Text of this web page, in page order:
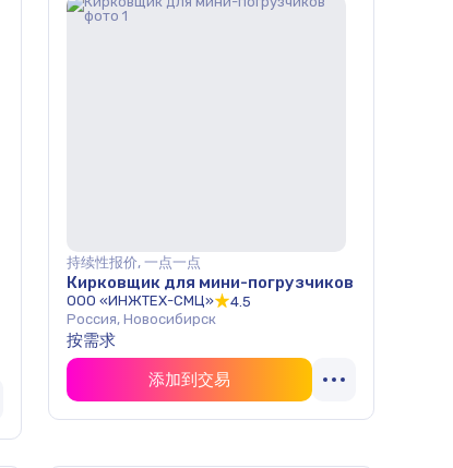
持续性报价, 一点一点
Кирковщик для мини-погрузчиков
ООО «ИНЖТЕХ-СМЦ»
4.5
Россия, Новосибирск
按需求
添加到交易